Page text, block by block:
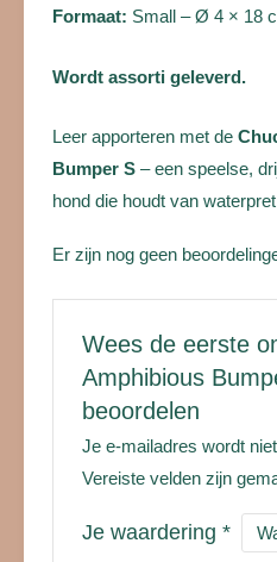
Formaat: Small – Ø 4 × 18
Wordt assorti geleverd.
Leer apporteren met de
Bumper S – een speelse,
hond die houdt van
Er zijn nog geen
Wees de eerste
Amphibious
beoordelen
Je e-mailadres wordt
Vereiste velden zijn
Je waardering*